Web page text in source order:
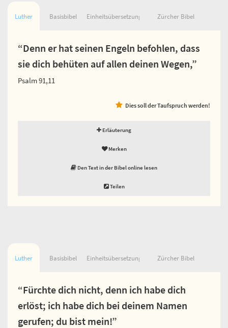
Luther Basisbibel Einheitsübersetzung Zürcher Bibel
“Denn er hat seinen Engeln befohlen, dass
sie dich behüten auf allen deinen Wegen,”
Psalm 91,11
Dies soll der Taufspruch werden!
Erläuterung
Merken
Den Text in der Bibel online lesen
Teilen
Luther Basisbibel Einheitsübersetzung Zürcher Bibel
“Fürchte dich nicht, denn ich habe dich
erlöst; ich habe dich bei deinem Namen
gerufen; du bist mein!”